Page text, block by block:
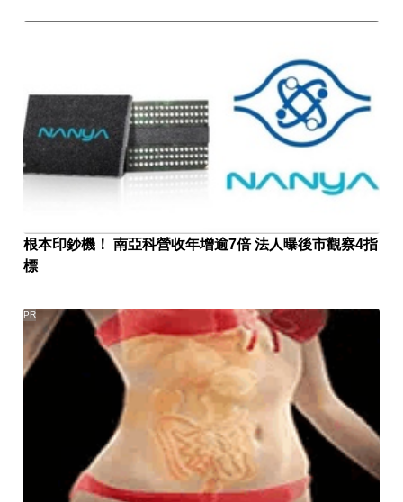
根本印鈔機！ 南亞科營收年增逾7倍 法人曝後市觀察4指
標
PR